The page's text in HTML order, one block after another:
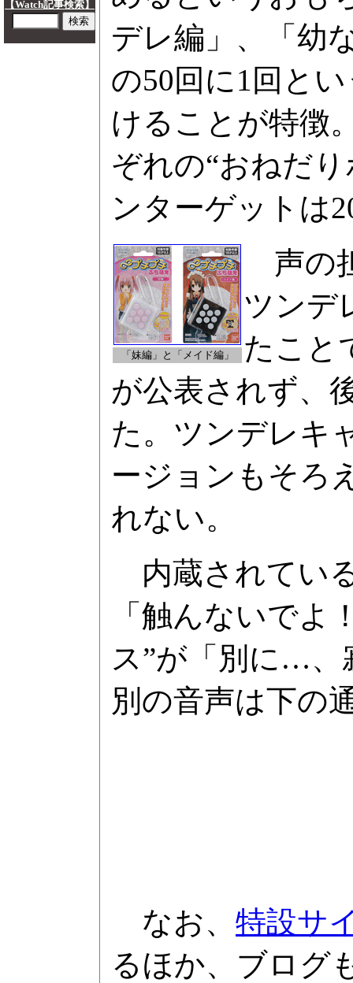
【Watch記事検索】
デレ編」、「幼
の50回に1回と
けることが特徴
ぞれの“おねだ
ンターゲットは
「妹編」と「メイド編」
声の
ツンデ
たこと
が公表されず、
た。ツンデレキ
ージョンもそろ
れない。
内蔵されてい
「触んないでよ
ス”が「別に…、
別の音声は下の
なお、 特設サ
るほか、ブログ